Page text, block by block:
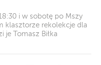
i w sobotę po Mszy
klasztorze rekolekcje dla
je Tomasz Biłka